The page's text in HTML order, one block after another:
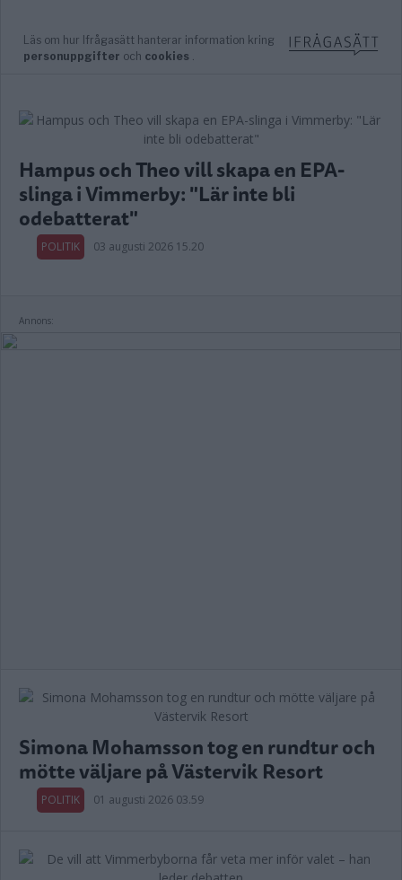
Hampus och Theo vill skapa en EPA-
slinga i Vimmerby: "Lär inte bli
odebatterat"
POLITIK 03 augusti 2026 15.20
Annons:
Simona Mohamsson tog en rundtur och
mötte väljare på Västervik Resort
POLITIK 01 augusti 2026 03.59